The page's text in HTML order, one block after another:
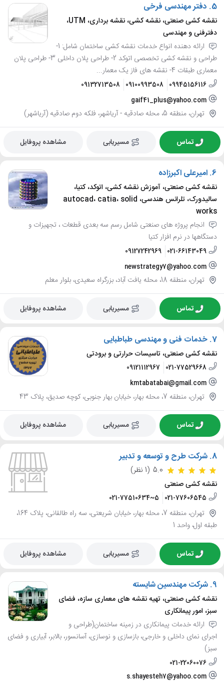
5. دفتر مهندسی فرخی
نقشه کشی صنعتی، نقشه کشی، نقشه برداری، UTM،
دفترفنی و مهندسی
ارائه دهنده انواع خدمات نقشه کشی ساختمان شامل: 1-
طراحی و نقشه کشی تخصصی اتوکد 2- طراحی پلان داخلی 3- طراحی پلان
معماری طبقات 4- نقشه های فاز یک معمار...
09945156116
09100993508
09132713508
gaif41_plus@yahoo.com
تهران، منطقه 5، محله صادقيه - آرياشهر، فلکه دوم صادقیه (آریاشهر)
تماس مسیریابی مشاهده پروفایل
6. امیرعلی اکبرزاده
نقشه کشی صنعتی، آموزش نقشه کشی، اتوکد، کتیا،
سالیدورک، تلرانس هندسی، autocad، catia، solid
works
انجام پروژه های صنعتی شامل رسم سه بعدی قطعات ، تجهیزات و
دستگاهها در نرم افزار کتیا
021-66143049
09127242969
newstrategy7@yahoo.com
تهران، منطقه 18، محله یافت آباد، بزرگراه سعیدی، بلوار معلم
تماس مسیریابی مشاهده پروفایل
7. خدمات فنی و مهندسی طباطبایی
نقشه کشی صنعتی، تاسیسات حرارتی و برودتی
021-77529668
09121112967
kmtabatabai@gmail.com
تهران، منطقه 7، محله بهار، خیابان بهار جنوبی، کوچه صدیق، پلاک 43
تماس مسیریابی مشاهده پروفایل
8. شرکت طرح و توسعه و تدبیر
5.0 (1 نظر)
نقشه کشی صنعتی
021-77606545
021-77510634~5
تهران، منطقه 7، محله بهار، خیابان شریعتی، سه راه طالقانی، پلاک 164،
طبقه اول، واحد 1
تماس مسیریابی مشاهده پروفایل
9. شرکت مهندسین شایسته
نقشه کشی صنعتی، تهیه نقشه های معماری سازه، فضای
سبز، امور پیمانکاری
ارائه خدمات پیمانکاری در زمینه ساختمان(طراحی و
اجرای نمای داخلی و خارجی، بازسازی و نوسازی، آسانسور، بالابر، آبیاری و فضای
سبز)
021-22060076
s.shayesteh7@yahoo.com